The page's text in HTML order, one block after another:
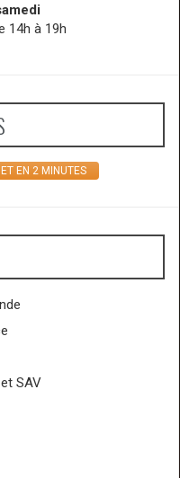
14h à 19h
EN 2 MINUTES
SAV